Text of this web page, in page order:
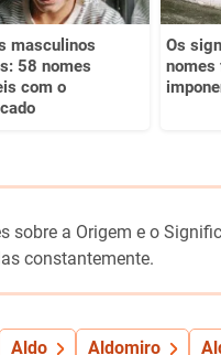
masculinos
58 nomes
com o
Os
nomes
a Origem e o
constantemente.
Aldo Aldomiro